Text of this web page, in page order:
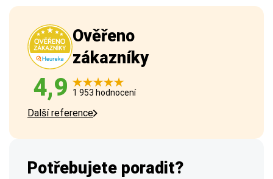
Ověřeno
zákazníky
4,9 1 953 hodnocení
Další reference
Potřebujete poradit?